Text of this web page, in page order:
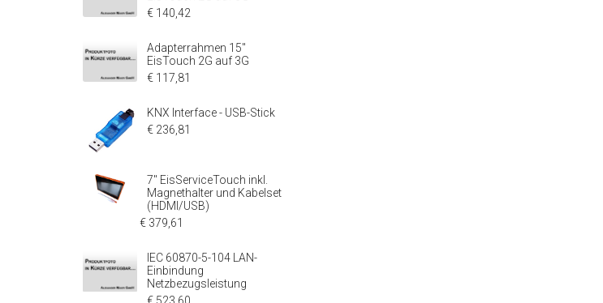
€ 140,42
Adapterrahmen 15"
EisTouch 2G auf 3G
€ 117,81
KNX Interface - USB-Stick
€ 236,81
7" EisServiceTouch inkl.
Magnethalter und Kabelset
(HDMI/USB)
€ 379,61
IEC 60870-5-104 LAN-
Einbindung
Netzbezugsleistung